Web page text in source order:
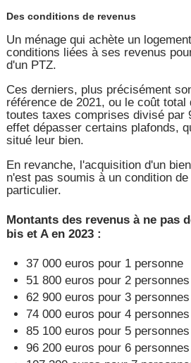
Des conditions de revenus
Un ménage qui achète un
conditions liées à ses revenus
d'un PTZ.
Ces derniers, plus précisément
référence de 2021, ou le coût total
toutes taxes comprises divisé par
effet dépasser certains plafonds,
situé leur bien.
En revanche, l'acquisition d'un
n'est pas soumis à un condition
particulier.
Montants des revenus à ne pas
bis et A en 2023 :
37 000 euros pour 1 personne
51 800 euros pour 2 personnes
62 900 euros pour 3 personnes
74 000 euros pour 4 personnes
85 100 euros pour 5 personnes
96 200 euros pour 6 personnes